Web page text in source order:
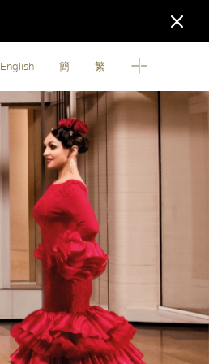
English 簡 繁